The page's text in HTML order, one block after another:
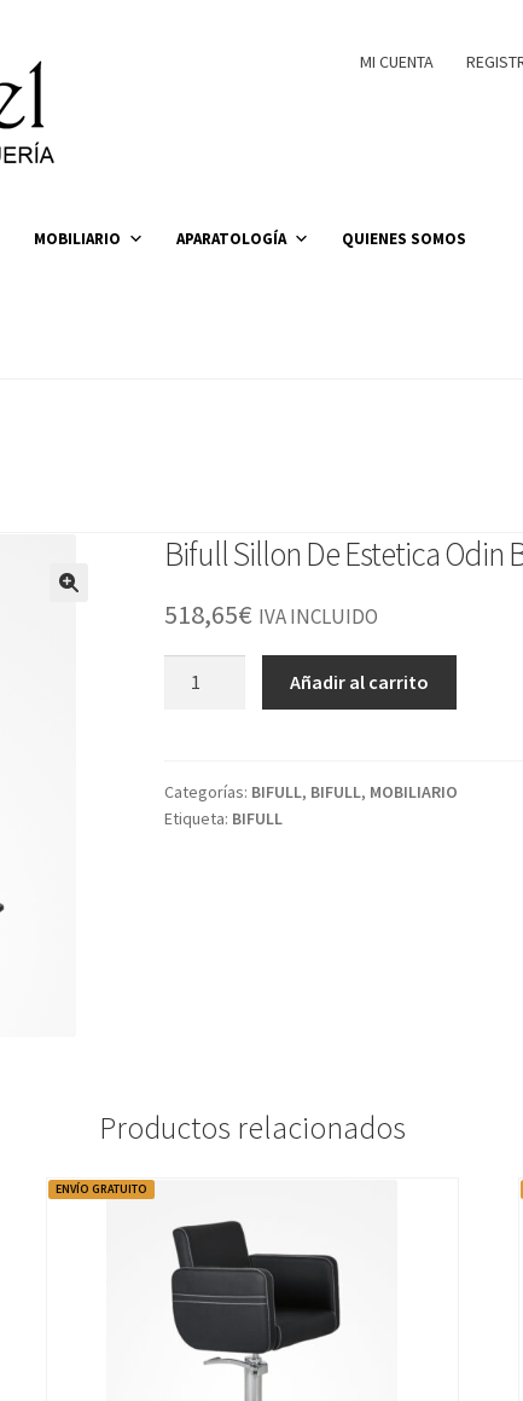
MI CUENTA
MOBILIARIO APARATOLOGÍA QUIENES SOMOS
Bifull Sillon De Estetica Odin
518,65€ IVA INCLUIDO
Odin
Blanco
Añadir al carrito
Categorías: BIFULL, BIFULL, MOBILIARIO
Etiqueta: BIFULL
Productos relacionados
ENVÍO GRATUITO